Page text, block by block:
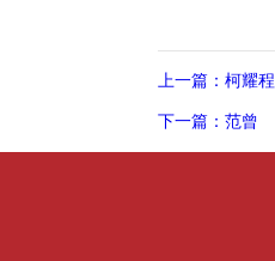
上一篇：柯耀程
下一篇：范曾